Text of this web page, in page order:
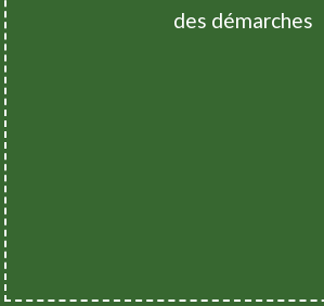
des démarches